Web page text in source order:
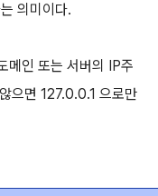
의미이다.
메인 또는 서버의 IP주
으면 127.0.0.1 으로만